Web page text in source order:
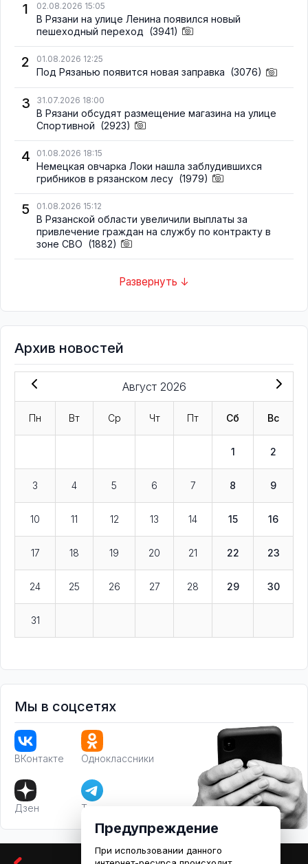
1
02.08.2026 15:05
В Рязани на улице Ленина появился новый
пешеходный переход (3941)
2 01.08.2026 12:25
Под Рязанью появится новая заправка (3076)
3 31.07.2026 18:00
В Рязани обсудят размещение магазина на улице
Спортивной (2923)
4 01.08.2026 18:15
Немецкая овчарка Локи нашла заблудившихся
грибников в рязанском лесу (1979)
5 01.08.2026 15:12
В Рязанской области увеличили выплаты за
привлечение граждан на службу по контракту в
зоне СВО (1882)
Развернуть ↓
Архив новостей
Август 2026
Пн Вт Ср Чт Пт Сб Вс
1 2
3 4 5 6 7 8 9
10 11 12 13 14 15 16
17 18 19 20 21 22 23
24 25 26 27 28 29 30
31
Мы в соцсетях
ВКонтакте Одноклассники
Дзен Телеграм
Предупреждение
При использовании данного